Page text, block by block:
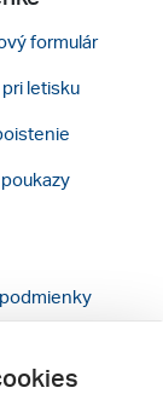
formulár
letisku
cookies